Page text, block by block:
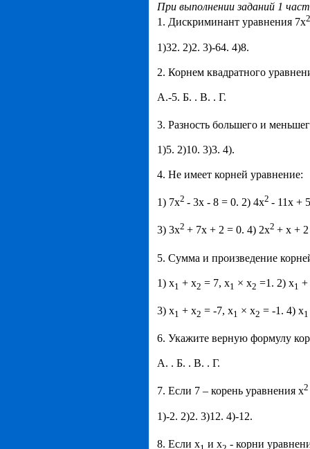
При выполнении заданий 1
1. Дискриминант уравнения 7х
1)32. 2)2. 3)-64. 4)8.
2. Корнем квадратного
А.-5. Б. . В. . Г.
3. Разность большего и
1)5. 2)10. 3)3. 4).
4. Не имеет корней уравнение:
1) 7х2 - 3х - 8 = 0. 2) 4х2 - 11х +
3) 3х2 + 7х + 2 = 0. 4) 2х2 + х +
5. Сумма и произведение
1) х1 + х2 = 7, х1 × х2 =1. 2) х1 +
3) х1 + х2 = -7, х1 × х2 = -1. 4) х1
6. Укажите верную формулу
А. . Б. . В. . Г.
7. Если 7 – корень уравнения х2
1)-2. 2)2. 3)12. 4)-12.
8. Если х и х - корни